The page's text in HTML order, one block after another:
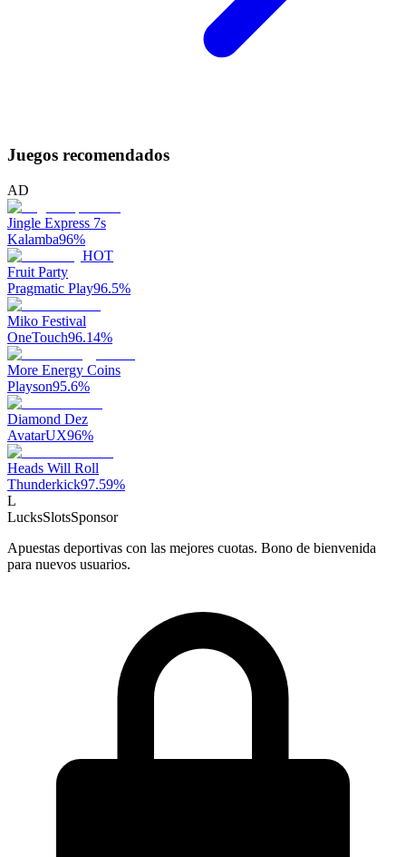
Juegos recomendados
AD
Jingle Express 7s
Kalamba96%
HOT
Fruit Party
Pragmatic Play96.5%
Miko Festival
OneTouch96.14%
More Energy Coins
Playson95.6%
Diamond Dez
AvatarUX96%
Heads Will Roll
Thunderkick97.59%
L
LucksSlotsSponsor
Apuestas deportivas con las mejores cuotas. Bono de bienvenida
para nuevos usuarios.